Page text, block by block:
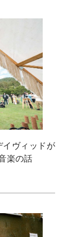
イヴィッドが
楽の話